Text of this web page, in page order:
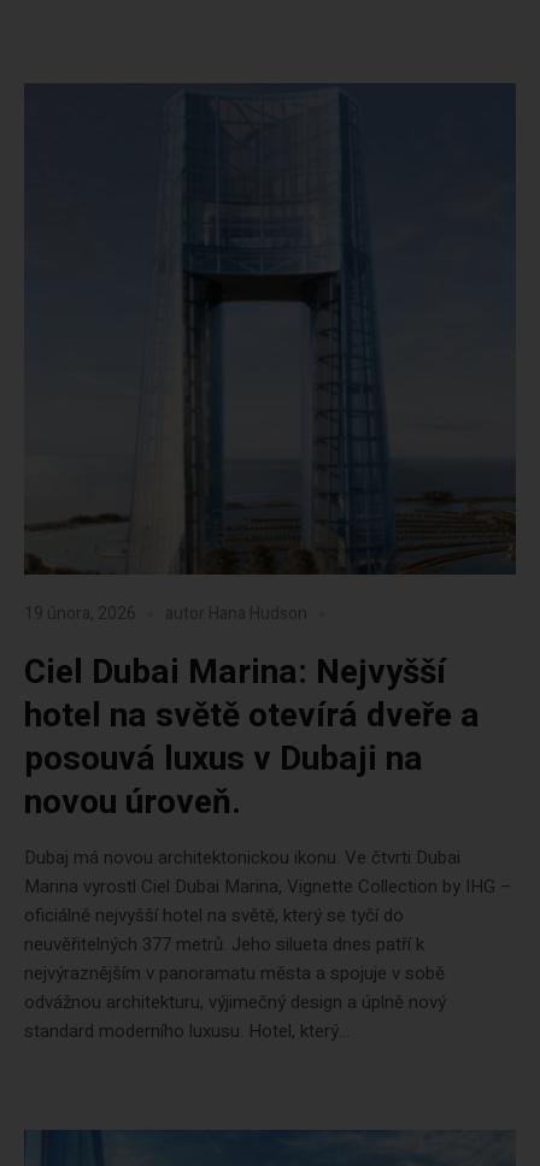
19 února, 2026 autor Hana Hudson
Ciel Dubai Marina: Nejvyšší
hotel na světě otevírá dveře a
posouvá luxus v Dubaji na
novou úroveň.
Dubaj má novou architektonickou ikonu. Ve čtvrti Dubai
Marina vyrostl Ciel Dubai Marina, Vignette Collection by IHG –
oficiálně nejvyšší hotel na světě, který se tyčí do
neuvěřitelných 377 metrů. Jeho silueta dnes patří k
nejvýraznějším v panoramatu města a spojuje v sobě
odvážnou architekturu, výjimečný design a úplně nový
standard moderního luxusu. Hotel, který...